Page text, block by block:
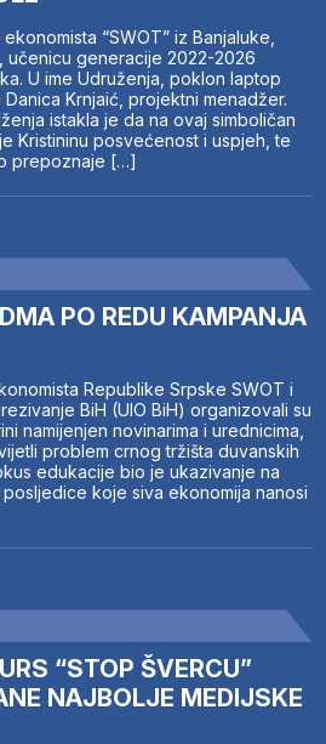
“SWOT” iz Banjaluke,
učenicu generacije 2022-2026
U ime Udruženja, poklon laptop
Krnjaić, projektni menadžer.
istakla je da na ovaj simboličan
Kristininu posvećenost i uspjeh, te
prepoznaje […]
PO REDU KAMPANJA
Republike Srpske SWOT i
BiH (UIO BiH) organizovali su
namijenjen novinarima i urednicima,
problem crnog tržišta duvanskih
edukacije bio je ukazivanje na
koje siva ekonomija nanosi
“STOP ŠVERCU”
NAJBOLJE MEDIJSKE